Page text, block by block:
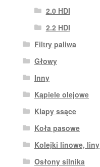
2.0 HDI
2.2 HDI
Filtry paliwa
Głowy
Inny
Kąpiele olejowe
Klapy ssące
Koła pasowe
Kolejki linowe, liny
Osłony silnika